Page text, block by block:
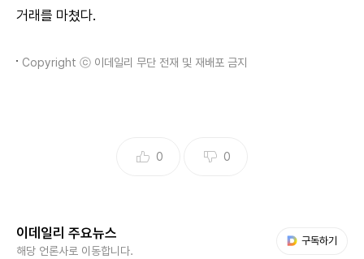
거래를 마쳤다.
Copyright ⓒ 이데일리 무단 전재 및 재배포 금지
0 0
이데일리 주요뉴스
해당 언론사로 이동합니다.
구독하기